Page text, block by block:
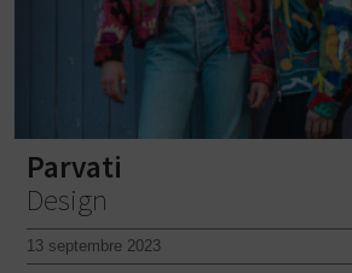
Parvati
Design
13 septembre 2023